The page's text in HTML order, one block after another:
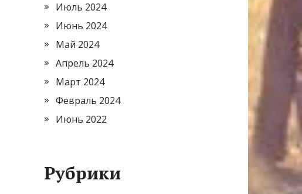
Июль 2024
Июнь 2024
Май 2024
Апрель 2024
Март 2024
Февраль 2024
Июнь 2022
Рубрики